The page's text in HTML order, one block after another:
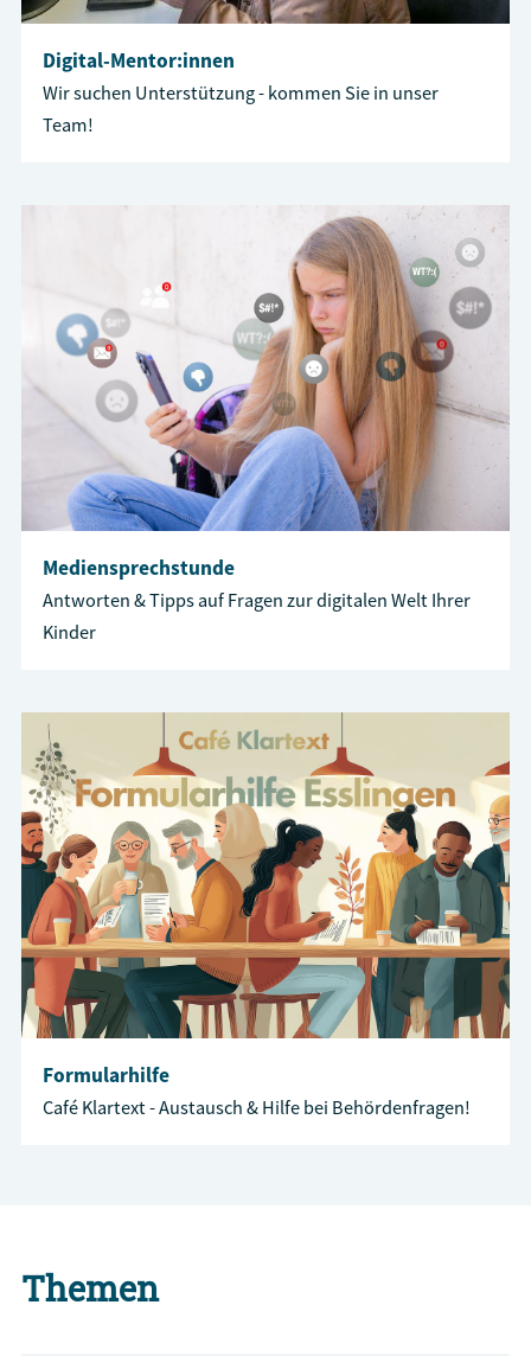
Digital-Mentor:innen
Wir suchen Unterstützung - kommen Sie in unser
Team!
Mediensprechstunde
Antworten & Tipps auf Fragen zur digitalen Welt Ihrer
Kinder
Formularhilfe
Café Klartext - Austausch & Hilfe bei Behördenfragen!
Themen